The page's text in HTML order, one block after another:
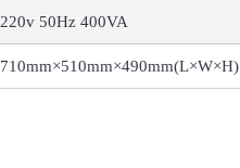
220v 50Hz 400VA
710mm×510mm×490mm(L×W×H)